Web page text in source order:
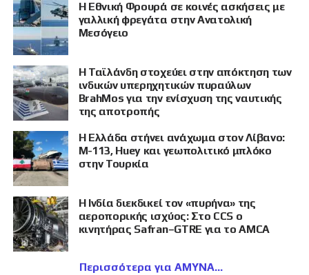
Η Εθνική Φρουρά σε κοινές ασκήσεις με
γαλλική φρεγάτα στην Ανατολική
Μεσόγειο
Η Ταϊλάνδη στοχεύει στην απόκτηση των
ινδικών υπερηχητικών πυραύλων
BrahMos για την ενίσχυση της ναυτικής
της αποτροπής
Η Ελλάδα στήνει ανάχωμα στον Λίβανο:
M-113, Huey και γεωπολιτικό μπλόκο
στην Τουρκία
Η Ινδία διεκδικεί τον «πυρήνα» της
αεροπορικής ισχύος: Στο CCS ο
κινητήρας Safran–GTRE για το AMCA
Περισσότερα για ΑΜΥΝΑ